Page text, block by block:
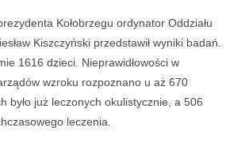
Kołobrzegu ordynator Oddziału
Kiszczyński przedstawił wyniki badań.
1616 dzieci. Nieprawidłowości w
wzroku rozpoznano u aż 670
było już leczonych okulistycznie, a 506
leczenia.